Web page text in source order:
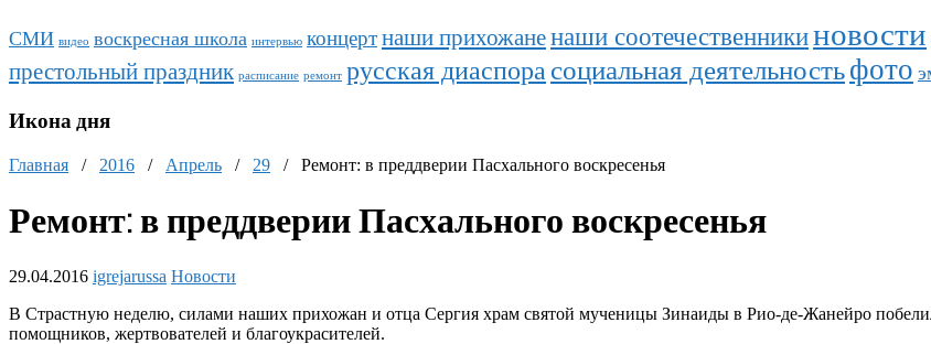
СМИ видео воскресная школа интервью концертнаши прихожаненаши соотечественникиновости
престольный праздник расписание ремонт русская диаспорасоциальная деятельностьфото
Икона дня
Главная / 2016 / Апрель / 29 / Ремонт: в преддверии Пасхального воскресенья
Ремонт: в преддверии Пасхального воскресенья
29.04.2016 igrejarussa Новости
В Страстную неделю, силами наших прихожан и отца Сергия храм святой мученицы Зинаиды в Рио-де-Жанейро
помощников, жертвователей и благоукрасителей.